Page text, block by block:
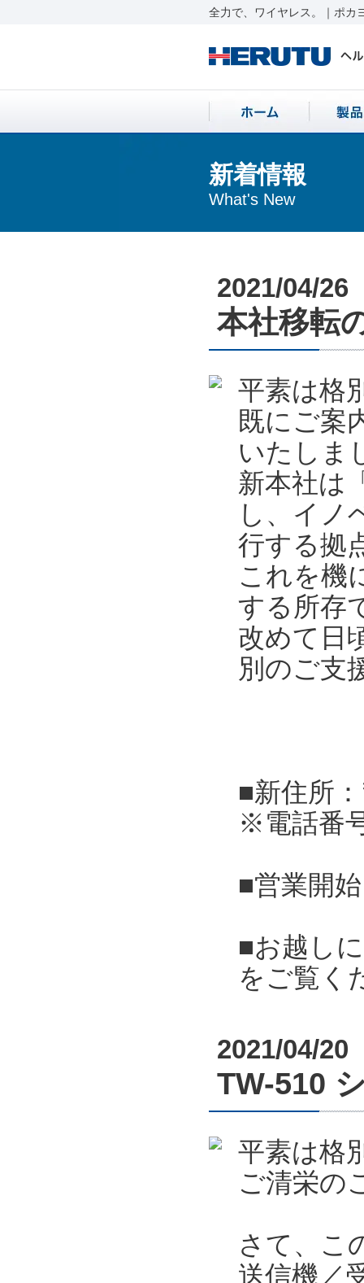
全力で、ワイヤレス。｜ポカ
新着情報
What's New
2021/04/26
本社移転
平素は格
既にご案
いたしま
新本社は
し、イノ
行する拠
これを機
する所存
改めて日
別のご支
■新住所
※電話番
■営業開
■お越し
をご覧く
2021/04/20
TW-510
平素は格
ご清栄の
さて、こ
送信機／